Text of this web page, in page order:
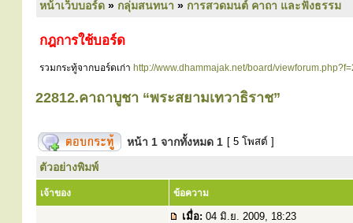
หน้าเว็บบอร์ด » กลุ่มสนทนา » การสวดมนต์ คาถา และฟังธรรม
กฎการใช้บอร์ด
รวมกระทู้จากบอร์ดเก่า http://www.dhammajak.net/board/
22812.คาถาบูชา “พระสยามเทวาธิราช”
หน้า 1 จากทั้งหมด 1 [ 5 โพสต์ ]
ตัวอย่างพิมพ์
เจ้าของ ข้อความ
เมื่อ: 04 มิ.ย. 2009, 18:23